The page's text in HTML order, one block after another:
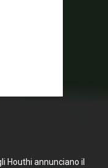
Houthi annunciano il